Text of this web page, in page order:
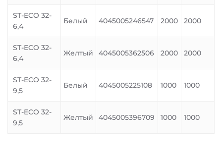
ST-ECO 32-
6,4
Белый 4045005246547 2000 2000
ST-ECO 32-
6,4
Желтый 4045005362506 2000 2000
ST-ECO 32-
9,5
Белый 4045005225108 1000 1000
ST-ECO 32-
9,5
Желтый 4045005396709 1000 1000